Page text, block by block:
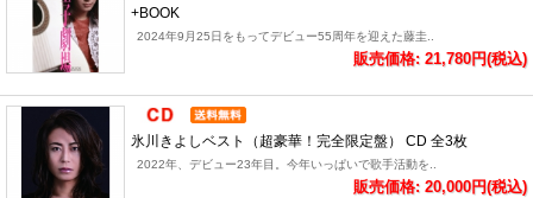
+BOOK
2024年9月25日をもってデビュー55周年を迎えた藤圭..
販売価格: 21,780円(税込)
氷川きよしベスト（超豪華！完全限定盤） CD 全3枚
2022年、デビュー23年目。今年いっぱいで歌手活動を..
販売価格: 20,000円(税込)